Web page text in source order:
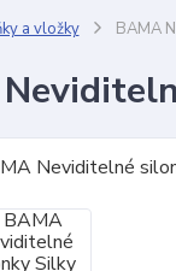
a vložky BAMA